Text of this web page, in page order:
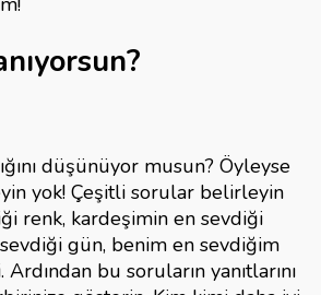
düşünüyor musun? Öyleyse
yok! Çeşitli sorular belirleyin
renk, kardeşimin en sevdiği
sevdiği gün, benim en sevdiğim
bu soruların yanıtlarını